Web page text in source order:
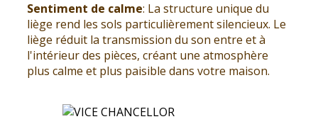
Sentiment de calme: La structure unique du
liège rend les sols particulièrement silencieux. Le
liège réduit la transmission du son entre et à
l'intérieur des pièces, créant une atmosphère
plus calme et plus paisible dans votre maison.